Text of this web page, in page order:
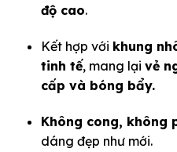
độ cao.
Kết hợp với khung
tinh tế, mang lại vẻ
cấp và bóng bẩy.
Không cong, không
dáng đẹp như mới.